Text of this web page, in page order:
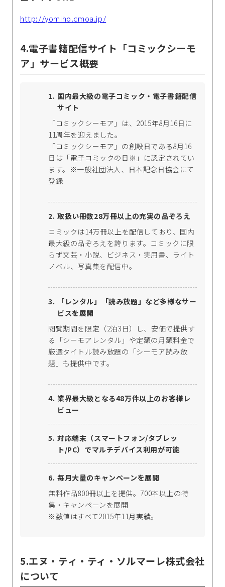
http://yomiho.cmoa.jp/
4.電子書籍配信サイト「コミックシーモ
ア」サービス概要
国内最大級の電子コミック・電子書籍配信
サイト
「コミックシーモア」は、2015年8月16日に
11周年を迎えました。
「コミックシーモア」の創設日である8月16
日は「電子コミックの日※」に認定されてい
ます。※一般社団法人、日本記念日協会にて
登録
取扱い冊数28万冊以上の充実の品ぞろえ
コミックは14万冊以上を配信しており、国内
最大級の品ぞろえを誇ります。コミックに限
らず文芸・小説、ビジネス・実用書、ライト
ノベル、写真集を配信中。
「レンタル」「読み放題」など多様なサー
ビスを展開
閲覧期間を限定（2泊3日）し、安価で提供す
る「シーモアレンタル」や定額の月額料金で
厳選タイトル読み放題の「シーモア読み放
題」も提供中です。
業界最大級となる48万件以上のお客様レ
ビュー
対応端末（スマートフォン/タブレッ
ト/PC）でマルチデバイス利用が可能
毎月大量のキャンペーンを展開
無料作品800冊以上を提供。700本以上の特
集・キャンペーンを展開
※数値はすべて2015年11月実績。
5.エヌ・ティ・ティ・ソルマーレ株式会社
について